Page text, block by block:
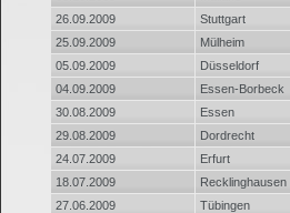
26.09.2009
Stuttgart
25.09.2009
Mülheim
05.09.2009
Düsseldorf
04.09.2009
Essen-Borbeck
30.08.2009
Essen
29.08.2009
Dordrecht
24.07.2009
Erfurt
18.07.2009
Recklinghausen
27.06.2009
Tübingen